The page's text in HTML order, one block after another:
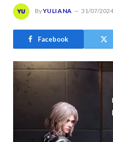
ByYULIANA 31/07/2024
Facebook